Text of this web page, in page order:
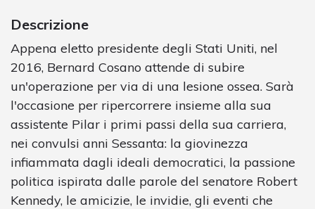
Descrizione
Appena eletto presidente degli Stati Uniti, nel
2016, Bernard Cosano attende di subire
un'operazione per via di una lesione ossea. Sarà
l'occasione per ripercorrere insieme alla sua
assistente Pilar i primi passi della sua carriera,
nei convulsi anni Sessanta: la giovinezza
infiammata dagli ideali democratici, la passione
politica ispirata dalle parole del senatore Robert
Kennedy, le amicizie, le invidie, gli eventi che